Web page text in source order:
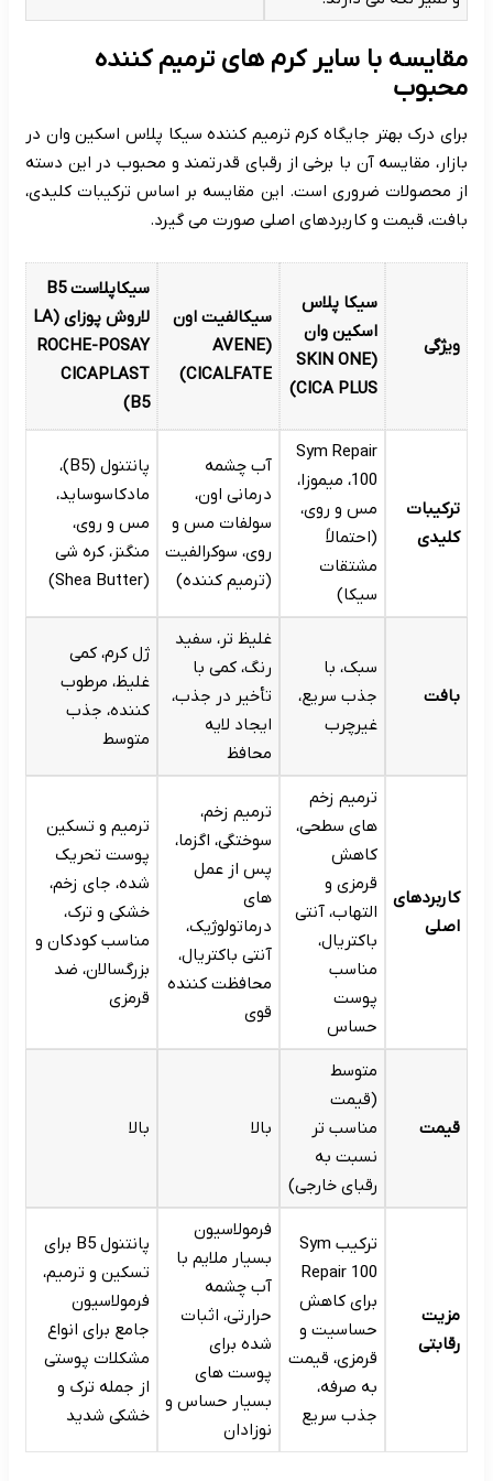
مقایسه با سایر کرم های ترمیم کننده
محبوب
برای درک بهتر جایگاه کرم ترمیم کننده سیکا پلاس اسکین وان در
بازار، مقایسه آن با برخی از رقبای قدرتمند و محبوب در این دسته
از محصولات ضروری است. این مقایسه بر اساس ترکیبات کلیدی،
بافت، قیمت و کاربردهای اصلی صورت می گیرد.
ویژگی
سیکا پلاس
اسکین وان
(SKIN ONE
CICA PLUS)
سیکالفیت اون
(AVENE
CICALFATE)
سیکاپلاست B5
لاروش پوزای (LA
ROCHE-POSAY
CICAPLAST
B5)
ترکیبات
کلیدی
Sym Repair
100، میموزا،
مس و روی،
(احتمالاً
مشتقات
سیکا)
آب چشمه
درمانی اون،
سولفات مس و
روی، سوکرالفیت
(ترمیم کننده)
پانتنول (B5)،
مادکاسوساید،
مس و روی،
منگنز، کره شی
(Shea Butter)
بافت
سبک، با
جذب سریع،
غیرچرب
غلیظ تر، سفید
رنگ، کمی با
تأخیر در جذب،
ایجاد لایه
محافظ
ژل کرم، کمی
غلیظ، مرطوب
کننده، جذب
متوسط
کاربردهای
اصلی
ترمیم زخم
های سطحی،
کاهش
قرمزی و
التهاب، آنتی
باکتریال،
مناسب
پوست
حساس
ترمیم زخم،
سوختگی، اگزما،
پس از عمل
های
درماتولوژیک،
آنتی باکتریال،
محافظت کننده
قوی
ترمیم و تسکین
پوست تحریک
شده، جای زخم،
خشکی و ترک،
مناسب کودکان و
بزرگسالان، ضد
قرمزی
قیمت
متوسط
(قیمت
مناسب تر
نسبت به
رقبای خارجی)
بالا بالا
مزیت
رقابتی
ترکیب Sym
Repair 100
برای کاهش
حساسیت و
قرمزی، قیمت
به صرفه،
جذب سریع
فرمولاسیون
بسیار ملایم با
آب چشمه
حرارتی، اثبات
شده برای
پوست های
بسیار حساس و
نوزادان
پانتنول B5 برای
تسکین و ترمیم،
فرمولاسیون
جامع برای انواع
مشکلات پوستی
از جمله ترک و
خشکی شدید